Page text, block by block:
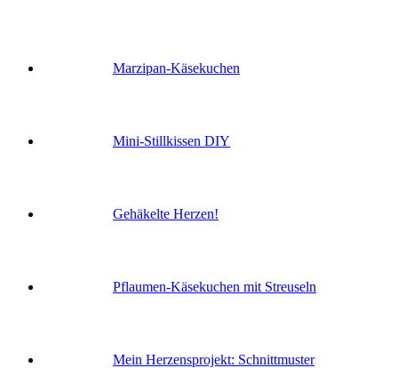
Marzipan-Käsekuchen
Mini-Stillkissen DIY
Gehäkelte Herzen!
Pflaumen-Käsekuchen mit Streuseln
Mein Herzensprojekt: Schnittmuster